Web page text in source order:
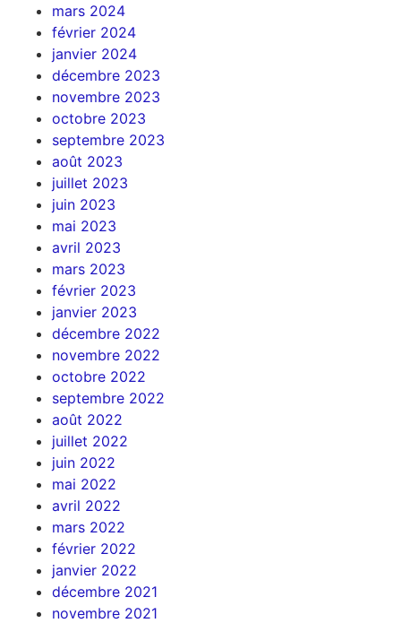
mars 2024
février 2024
janvier 2024
décembre 2023
novembre 2023
octobre 2023
septembre 2023
août 2023
juillet 2023
juin 2023
mai 2023
avril 2023
mars 2023
février 2023
janvier 2023
décembre 2022
novembre 2022
octobre 2022
septembre 2022
août 2022
juillet 2022
juin 2022
mai 2022
avril 2022
mars 2022
février 2022
janvier 2022
décembre 2021
novembre 2021